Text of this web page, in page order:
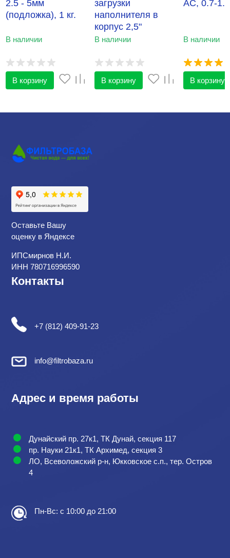
2.5 - 5мм
(подложка), 1 кг.
В наличии
В корзину
загрузки
наполнителя в
корпус 2,5"
(воронка-лейка)
В наличии
В корзину
АС, 0.7-
В наличии
В корзину
Оставьте Вашу
оценку в Яндексе
ИПСмирнов Н.И.
ИНН 780716996590
Контакты
+7 (812) 409-91-23
info@filtrobaza.ru
Адрес и время работы
Дунайский пр. 27к1, ТК Дунай, секция 117
пр. Науки 21к1, ТК Архимед, секция 3
ЛО, Всеволожский р-н, Юкковское с.п., тер. Остров
4
Пн-Вс: с 10:00 до 21:00